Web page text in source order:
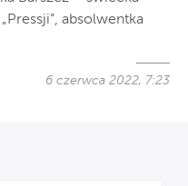
absolwentka
6 czerwca 2022, 7:23